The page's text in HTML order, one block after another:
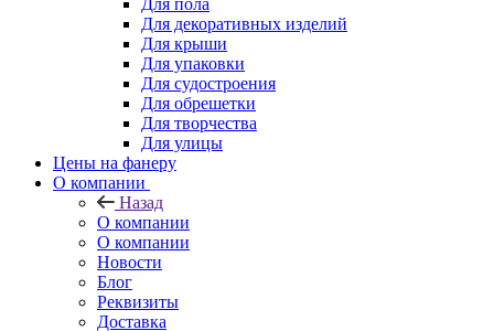
Для пола
Для декоративных изделий
Для крыши
Для упаковки
Для судостроения
Для обрешетки
Для творчества
Для улицы
Цены на фанеру
О компании
Назад
О компании
О компании
Новости
Блог
Реквизиты
Доставка